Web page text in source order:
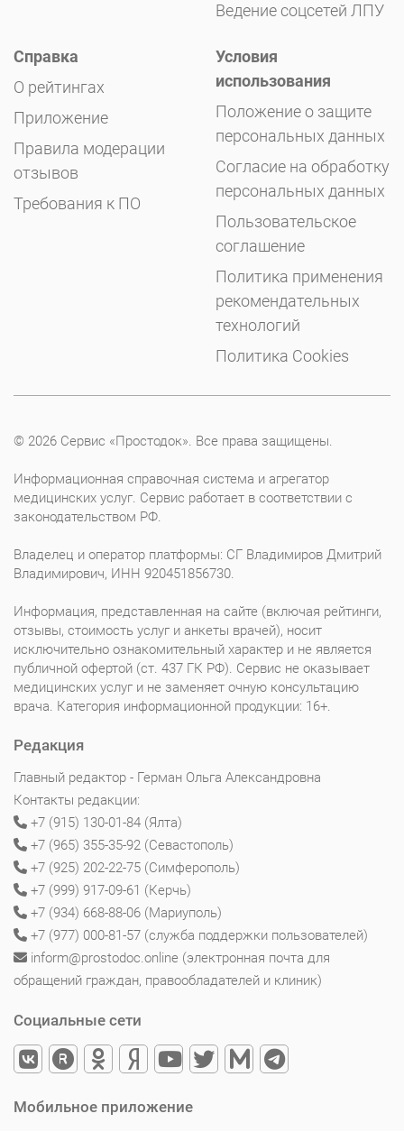
Ведение соцсетей ЛПУ
Справка
О рейтингах
Приложение
Правила модерации
отзывов
Требования к ПО
Условия
использования
Положение о защите
персональных данных
Согласие на обработку
персональных данных
Пользовательское
соглашение
Политика применения
рекомендательных
технологий
Политика Cookies
© 2026 Сервис «Простодок». Все права защищены.
Информационная справочная система и агрегатор
медицинских услуг. Сервис работает в соответствии с
законодательством РФ.
Владелец и оператор платформы: СГ Владимиров Дмитрий
Владимирович, ИНН 920451856730.
Информация, представленная на сайте (включая рейтинги,
отзывы, стоимость услуг и анкеты врачей), носит
исключительно ознакомительный характер и не является
публичной офертой (ст. 437 ГК РФ). Сервис не оказывает
медицинских услуг и не заменяет очную консультацию
врача. Категория информационной продукции: 16+.
Редакция
Главный редактор - Герман Ольга Александровна
Контакты редакции:
+7 (915) 130-01-84 (Ялта)
+7 (965) 355-35-92 (Севастополь)
+7 (925) 202-22-75 (Симферополь)
+7 (999) 917-09-61 (Керчь)
+7 (934) 668-88-06 (Мариуполь)
+7 (977) 000-81-57 (служба поддержки пользователей)
inform@prostodoc.online (электронная почта для
обращений граждан, правообладателей и клиник)
Социальные сети
Мобильное приложение